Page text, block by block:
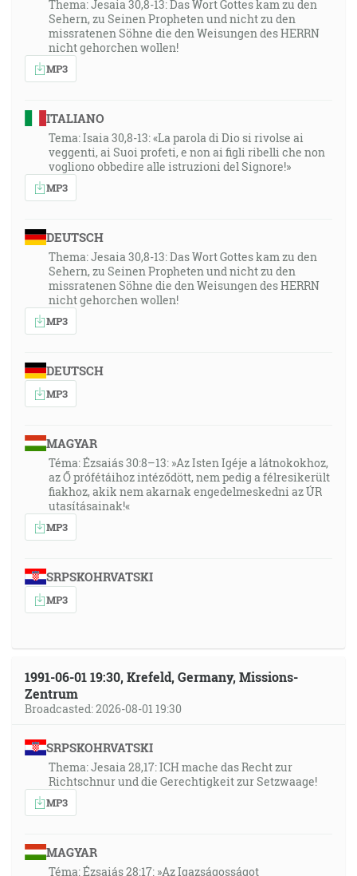
Thema: Jesaia 30,8-13: Das Wort Gottes kam zu den
Sehern, zu Seinen Propheten und nicht zu den
missratenen Söhne die den Weisungen des HERRN
nicht gehorchen wollen!
MP3
ITALIANO
Tema: Isaia 30,8-13: «La parola di Dio si rivolse ai
veggenti, ai Suoi profeti, e non ai figli ribelli che non
vogliono obbedire alle istruzioni del Signore!»
MP3
DEUTSCH
Thema: Jesaia 30,8-13: Das Wort Gottes kam zu den
Sehern, zu Seinen Propheten und nicht zu den
missratenen Söhne die den Weisungen des HERRN
nicht gehorchen wollen!
MP3
DEUTSCH
MP3
MAGYAR
Téma: Ézsaiás 30:8–13: »Az Isten Igéje a látnokokhoz,
az Ő prófétáihoz intéződött, nem pedig a félresikerült
fiakhoz, akik nem akarnak engedelmeskedni az ÚR
utasításainak!«
MP3
SRPSKOHRVATSKI
MP3
1991-06-01 19:30, Krefeld, Germany, Missions-
Zentrum
Broadcasted: 2026-08-01 19:30
SRPSKOHRVATSKI
Thema: Jesaia 28,17: ICH mache das Recht zur
Richtschnur und die Gerechtigkeit zur Setzwaage!
MP3
MAGYAR
Téma: Ézsaiás 28:17: »Az Igazságosságot